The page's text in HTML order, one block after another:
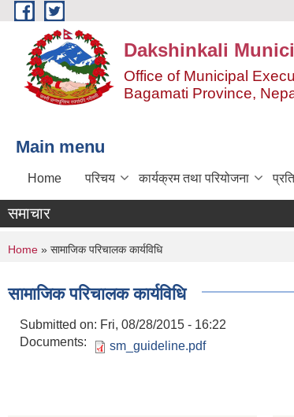
Skip to main content
Dakshinkali
Office of Municipal
Bagamati Province,
Main menu
Home परिचय कार्यक्रम तथा परियोजना
समाचार
You are here
Home » सामाजिक परिचालक कार्यविधि
सामाजिक परिचालक कार्यविधि
Submitted on: Fri, 08/28/2015 - 16:22
Documents:
sm_guideline.pdf